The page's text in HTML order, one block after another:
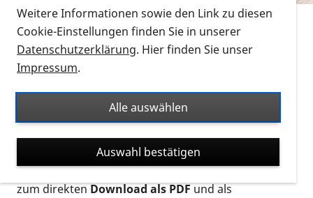
Thema Infomaterial auf der PRO RETINA-Website
für blinde und sehbehinderte Menschen an.
Auf dieser Seite finden Sie sämtliches Infomaterial
Ort. Nutzen Sie den Formatfilter, um ausschließlich
nach Flyern und Broschüren, Audios oder Videos zu
suchen. Die meisten Flyer und Broschüren werden in
verschiedenen Formaten angeboten: zur
postalischen Bestellung als gedruckte Variante
zum direktenDownload als PDFund als
Weitere Informationen sowie den Link zu diesen
Cookie-Einstellungen finden Sie in unserer
Datenschutzerklärung. Hier finden Sie unser
Impressum.
Alle auswählen
Auswahl bestätigen